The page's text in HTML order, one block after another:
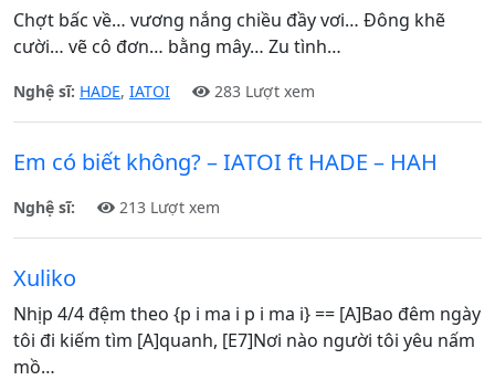
Chợt bấc về… vương nắng chiều đầy vơi… Đông khẽ
cười… vẽ cô đơn… bằng mây… Zu tình…
Nghệ sĩ: HADE, IATOI 283 Lượt xem
Em có biết không? – IATOI ft HADE – HAH
Nghệ sĩ: 213 Lượt xem
Xuliko
Nhịp 4/4 đệm theo {p i ma i p i ma i} == [A]Bao đêm ngày
tôi đi kiếm tìm [A]quanh, [E7]Nơi nào người tôi yêu nấm
mồ…